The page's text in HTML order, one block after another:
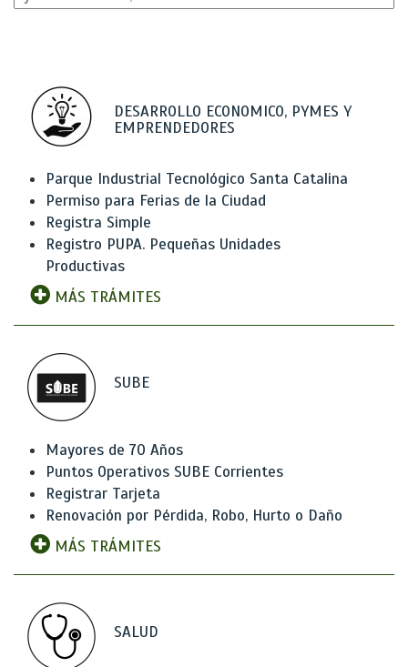
DESARROLLO ECONOMICO, PYMES Y
EMPRENDEDORES
Parque Industrial Tecnológico Santa Catalina
Permiso para Ferias de la Ciudad
Registra Simple
Registro PUPA. Pequeñas Unidades
Productivas
MÁS TRÁMITES
SUBE
Mayores de 70 Años
Puntos Operativos SUBE Corrientes
Registrar Tarjeta
Renovación por Pérdida, Robo, Hurto o Daño
MÁS TRÁMITES
SALUD